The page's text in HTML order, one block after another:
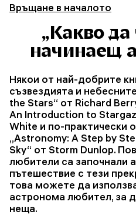
Връщане в началото
„Какво да
начинаещ
Някои от най-добрите
съзвездията и
the Stars“ от Richard
An Introduction to
White и по-практически
„Astronomy: A Step by
Sky“ от Storm Dunlop.
любители са започнали
пътешествие с тези
това можете да
астронома любител, за
неща.